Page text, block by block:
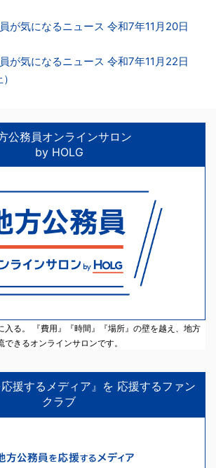
が気になるニュース 令和7年11月20日
が気になるニュース 令和7年11月22日
公務員オンラインサロン
by HOLG
入る。 『費用』『時間』『場所』の壁を越え、地方
きるオンラインサロンです。
応援するメディア』を 応援するファン
クラブ